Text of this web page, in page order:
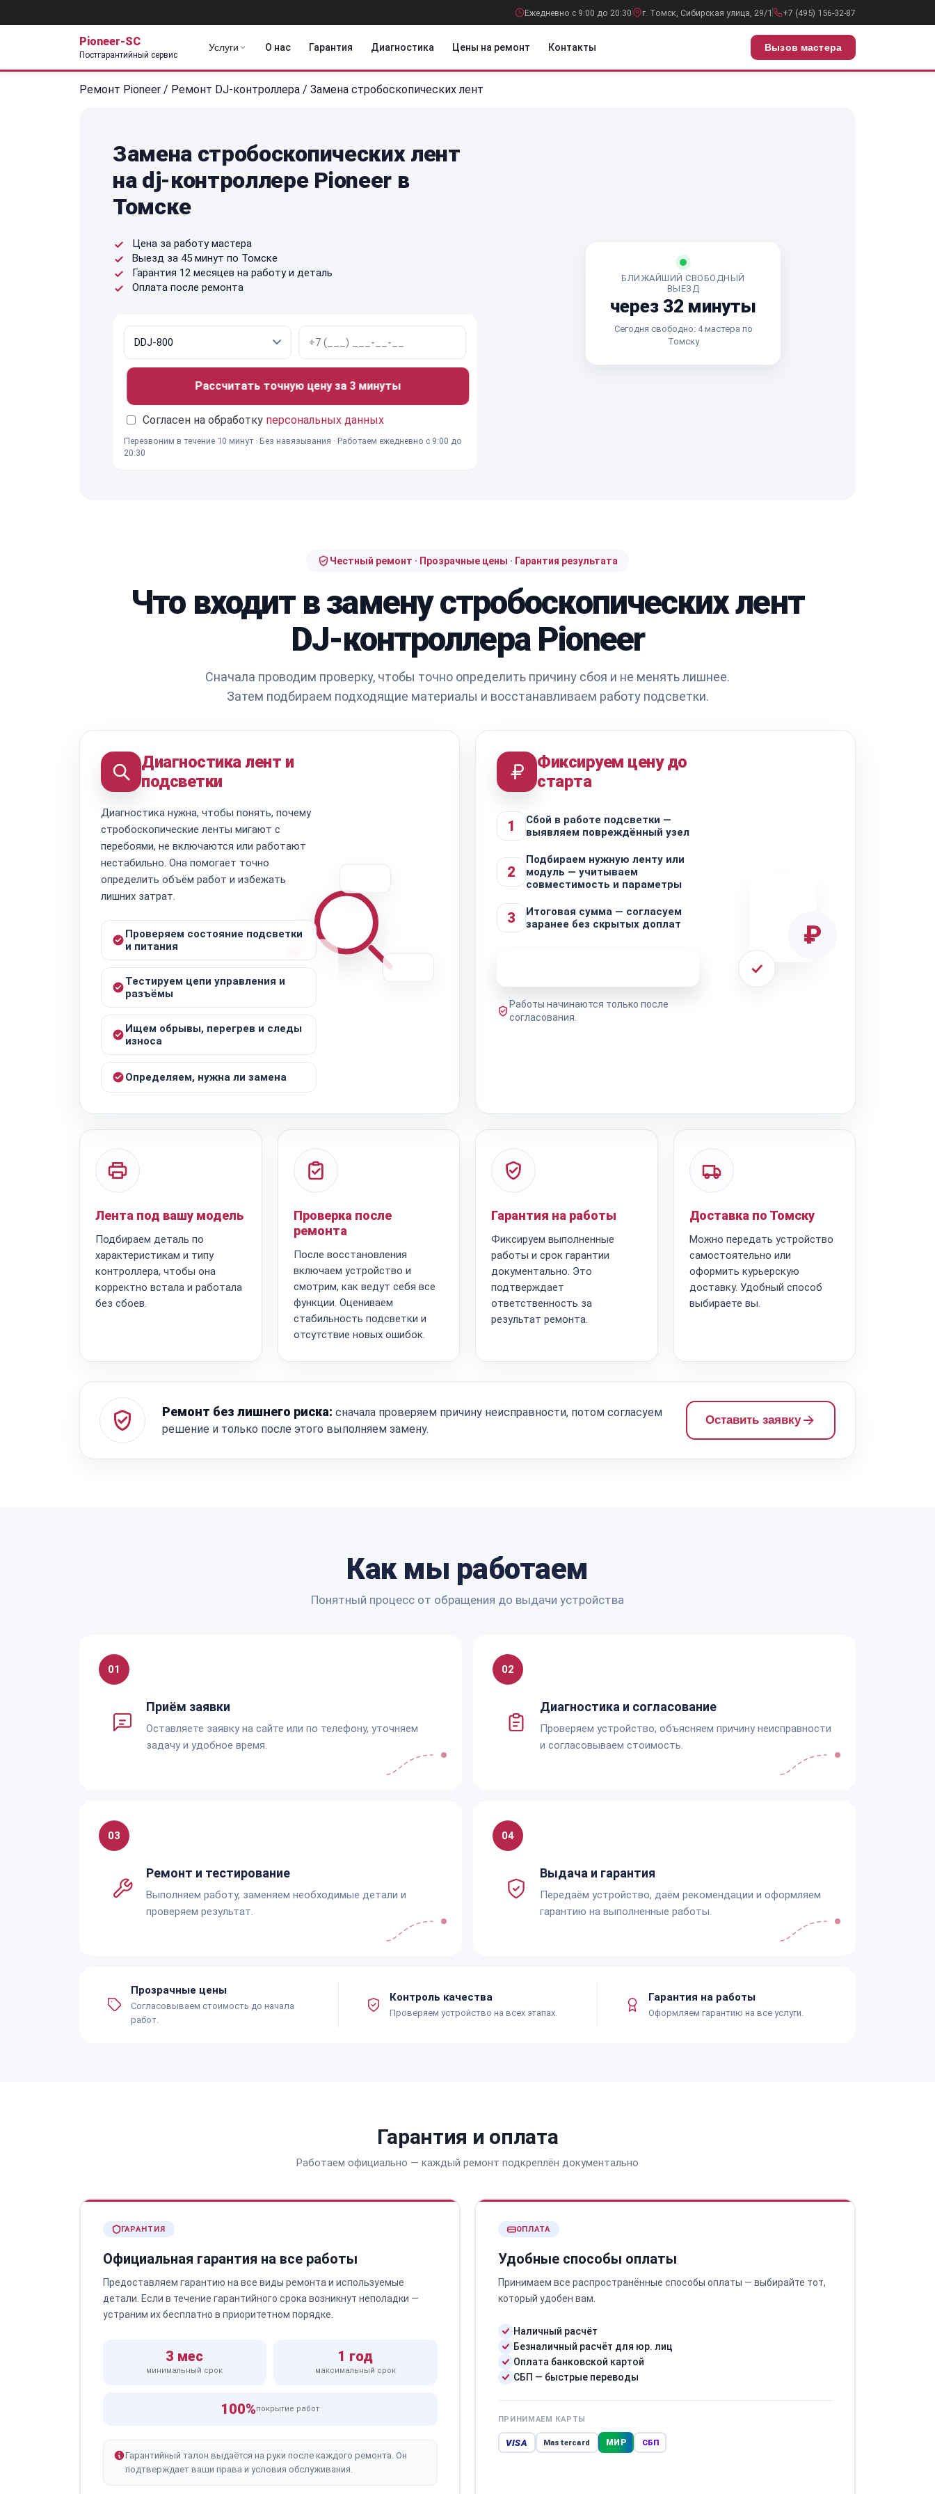
Ежедневно с 9:00 до 20:30 г. Томск, Сибирская улица, 29/1 +7 (495) 156-32-87
Pioneer-SC
Постгарантийный сервис
Услуги О нас Гарантия Диагностика Цены на ремонт Контакты Вызов мастера
Ремонт Pioneer / Ремонт DJ-контроллера / Замена стробоскопических лент
Замена стробоскопических лент
на dj-контроллере Pioneer в
Томске
Цена за работу мастера
Выезд за 45 минут по Томске
Гарантия 12 месяцев на работу и деталь
Оплата после ремонта
Рассчитать точную цену за 3 минуты
Согласен на обработку персональных данных
Перезвоним в течение 10 минут · Без навязывания · Работаем ежедневно с 9:00 до
20:30
БЛИЖАЙШИЙ СВОБОДНЫЙ
ВЫЕЗД
через 32 минуты
Сегодня свободно: 4 мастера по
Томску
Честный ремонт · Прозрачные цены · Гарантия результата
Что входит в замену стробоскопических лент
DJ-контроллера Pioneer
Сначала проводим проверку, чтобы точно определить причину сбоя и не менять лишнее.
Затем подбираем подходящие материалы и восстанавливаем работу подсветки.
Диагностика лент и
подсветки
Диагностика нужна, чтобы понять, почему
стробоскопические ленты мигают с
перебоями, не включаются или работают
нестабильно. Она помогает точно
определить объём работ и избежать
лишних затрат.
Проверяем состояние подсветки
и питания
Тестируем цепи управления и
разъёмы
Ищем обрывы, перегрев и следы
износа
Определяем, нужна ли замена
Фиксируем цену до
старта
1
Сбой в работе подсветки —
выявляем повреждённый узел
2
Подбираем нужную ленту или
модуль — учитываем
совместимость и параметры
3
Итоговая сумма — согласуем
заранее без скрытых доплат
Работы начинаются только после
согласования.
₽
Лента под вашу модель
Подбираем деталь по
характеристикам и типу
контроллера, чтобы она
корректно встала и работала
без сбоев.
Проверка после
ремонта
После восстановления
включаем устройство и
смотрим, как ведут себя все
функции. Оцениваем
стабильность подсветки и
отсутствие новых ошибок.
Гарантия на работы
Фиксируем выполненные
работы и срок гарантии
документально. Это
подтверждает
ответственность за
результат ремонта.
Доставка по Томску
Можно передать устройство
самостоятельно или
оформить курьерскую
доставку. Удобный способ
выбираете вы.
Ремонт без лишнего риска: сначала проверяем причину неисправности, потом согласуем
решение и только после этого выполняем замену.
Оставить заявку
Как мы работаем
Понятный процесс от обращения до выдачи устройства
01
Приём заявки
Оставляете заявку на сайте или по телефону, уточняем
задачу и удобное время.
02
Диагностика и согласование
Проверяем устройство, объясняем причину неисправности
и согласовываем стоимость.
03
Ремонт и тестирование
Выполняем работу, заменяем необходимые детали и
проверяем результат.
04
Выдача и гарантия
Передаём устройство, даём рекомендации и оформляем
гарантию на выполненные работы.
Прозрачные цены
Согласовываем стоимость до начала
работ.
Контроль качества
Проверяем устройство на всех этапах.
Гарантия на работы
Оформляем гарантию на все услуги.
Гарантия и оплата
Работаем официально — каждый ремонт подкреплён документально
ГАРАНТИЯ
Официальная гарантия на все работы
Предоставляем гарантию на все виды ремонта и используемые
детали. Если в течение гарантийного срока возникнут неполадки —
устраним их бесплатно в приоритетном порядке.
3 мес
минимальный срок
1 год
максимальный срок
100%покрытие работ
Гарантийный талон выдаётся на руки после каждого ремонта. Он
подтверждает ваши права и условия обслуживания.
ОПЛАТА
Удобные способы оплаты
Принимаем все распространённые способы оплаты — выбирайте тот,
который удобен вам.
Наличный расчёт
Безналичный расчёт для юр. лиц
Оплата банковской картой
СБП — быстрые переводы
ПРИНИМАЕМ КАРТЫ
VISA Mastercard МИР СБП